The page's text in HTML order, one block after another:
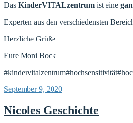
Das KinderVITALzentrum ist eine
Experten aus den verschiedensten
Herzliche Grüße
Eure Moni Bock
Veröffentlicht
September 9, 2020
Nicoles Geschichte